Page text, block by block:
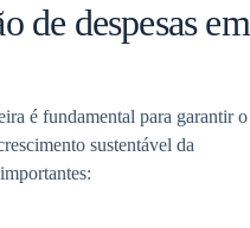
de despesas em
é fundamental para garantir o
sustentável da